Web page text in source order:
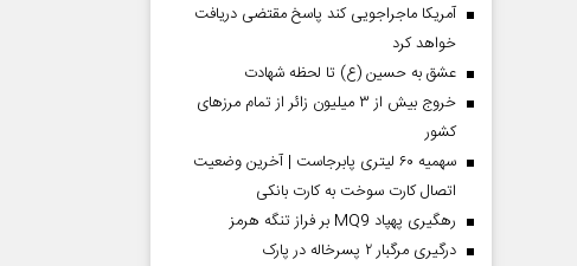
آمریکا ماجراجویی کند پاسخ مقتضی دریافت
خواهد کرد
عشق به حسین (ع) تا لحظه شهادت
خروج بیش از ۳ میلیون زائر از تمام مرز‌های
کشور
سهمیه ۶۰ لیتری پابرجاست | آخرین وضعیت
اتصال کارت سوخت به کارت بانکی
رهگیری پهپاد MQ9 بر فراز تنگه هرمز
درگیری مرگبار ۲ پسرخاله در پارک